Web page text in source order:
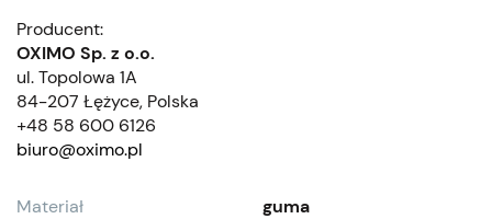
Producent:
OXIMO Sp. z o.o.
ul. Topolowa 1A
84-207 Łężyce, Polska
+48 58 600 6126
biuro@oximo.pl
Materiał
guma